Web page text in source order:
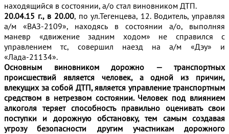
находящийся в состоянии, а/о стал виновником ДТП.
20.04.15 г., в 20.00, по ул.Тегенцева, 12. Водитель, управляя
а/м «ВАЗ-2109», находясь в состоянии а/о, выполняя
маневр «движение задним ходом» не справился с
управлением тс, совершил наезд на а/м «Дэу» и
«Лада-21134».
Основным виновником дорожно — транспортных
происшествий является человек, а одной из причин,
влекущих за собой ДТП, является управление транспортным
средством в нетрезвом состоянии. Человек под влиянием
алкоголя теряет способность правильно оценивать свои
поступки и дорожную обстановку, тем самым создавая
угрозу безопасности другим участникам дорожного